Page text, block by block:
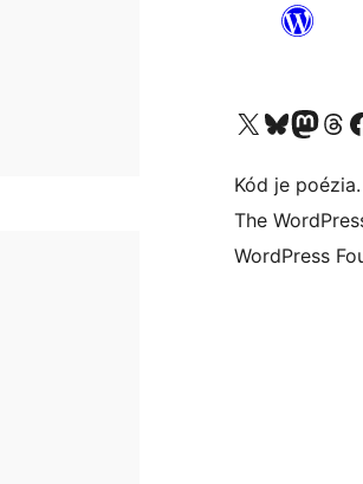
Navštívte náš účet na X (predtým Twitter)
Navštívte náš účet na platforme
Navštívte náš
Navštívte náš
Kód je poézia.
The
WordPress